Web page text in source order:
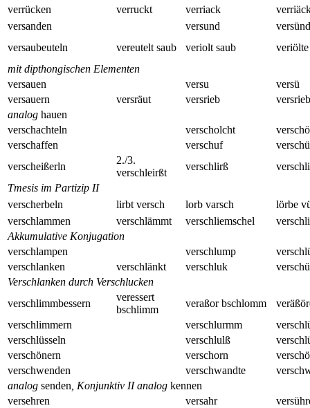
verrücken
verruckt verriack
versanden
versund
versaubeuteln
vereutelt saub veriolt saub
veriölte
mit dipthongischen Elementen
versauen
versu
versü
versauern
versräut versrieb
analog hauen
verschachteln
verscholcht
verschaffen
verschuf
verscheißerln
2./3.
verschleirßt
verschlirß
Tmesis im Partizip II
verscherbeln
lirbt versch lorb varsch
lörbe
verschlammen
verschlämmt verschliemschel
Akkumulative Konjugation
verschlampen
verschlump
verschlanken
verschlänkt verschluk
Verschlanken durch Verschlucken
verschlimmbessern
veressert
bschlimm
veraßor bschlomm
verschlimmern
verschlurmm
verschlüsseln
verschlulß
verschönern
verschorn
verschwenden
verschwandte
analog senden , Konjunktiv II analog kennen
versehren
versahr